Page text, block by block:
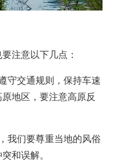
注意以下几点：
守交通规则，保持车速
地区，要注意高原反
我们要尊重当地的风俗
和误解。